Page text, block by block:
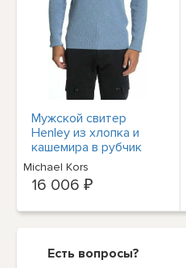
Мужской свитер
Henley из хлопка и
кашемира в рубчик
Michael Kors, синий,
XXL, 198 долларов
США]
Michael Kors
16 006 ₽
Есть вопросы?